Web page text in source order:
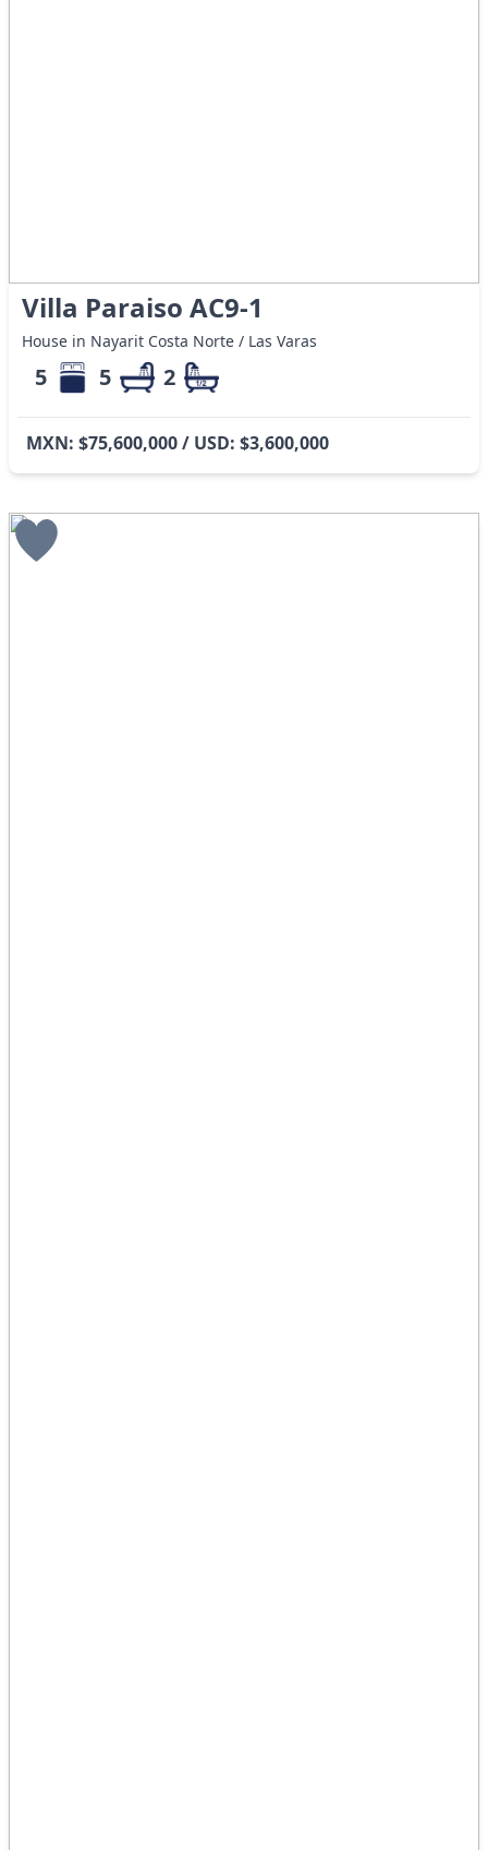
Villa Paraiso AC9-1
House in Nayarit Costa Norte / Las Varas
5 5 2
MXN: $75,600,000 / USD: $3,600,000